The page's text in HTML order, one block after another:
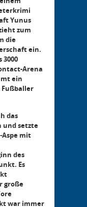
Yunus
zum
die
ein.
Arena
ein
Fußballer
das
und setzte
mit
des
Es
große
war immer